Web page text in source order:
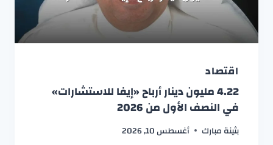
اقتصاد
4.22 مليون دينار أرباح «إيفا للاستشارات»
في النصف الأول من 2026
بثينة مبارك أغسطس 10, 2026